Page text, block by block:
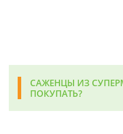
САЖЕНЦЫ ИЗ
ПОКУПАТЬ?